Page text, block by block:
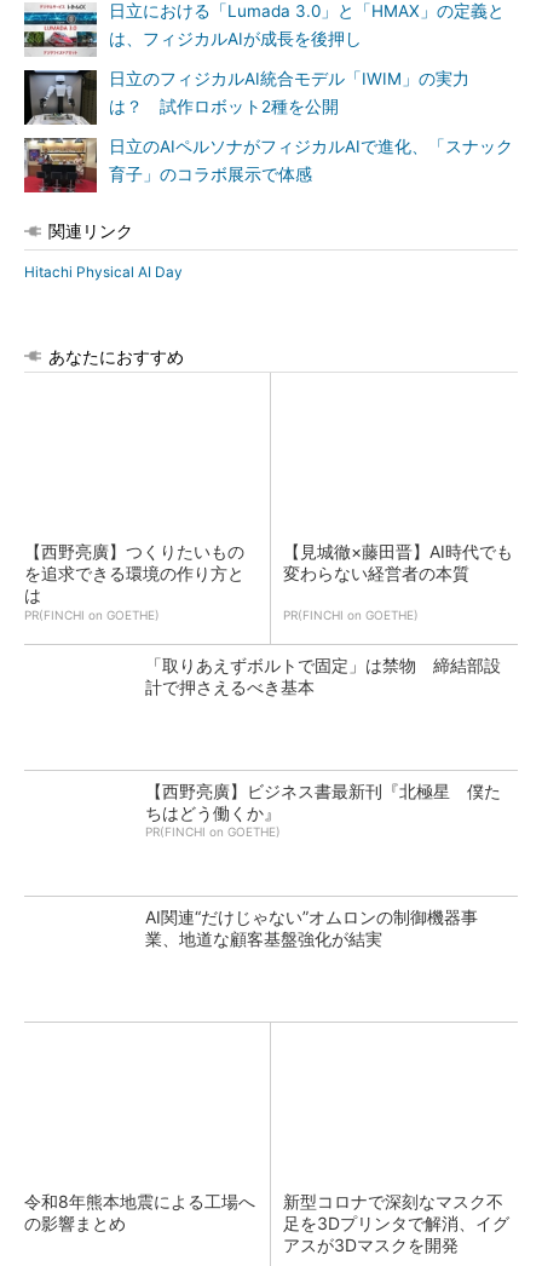
日立における「Lumada 3.0」と「HMAX」の定義と
は、フィジカルAIが成長を後押し
日立のフィジカルAI統合モデル「IWIM」の実力
は？ 試作ロボット2種を公開
日立のAIペルソナがフィジカルAIで進化、「スナック
育子」のコラボ展示で体感
関連リンク
Hitachi Physical AI Day
あなたにおすすめ
【西野亮廣】つくりたいもの
を追求できる環境の作り方と
は
PR(FINCHI on GOETHE)
【見城徹×藤田晋】AI時代でも
変わらない経営者の本質
PR(FINCHI on GOETHE)
「取りあえずボルトで固定」は禁物 締結部設
計で押さえるべき基本
【西野亮廣】ビジネス書最新刊『北極星 僕た
ちはどう働くか』
PR(FINCHI on GOETHE)
AI関連“だけじゃない”オムロンの制御機器事
業、地道な顧客基盤強化が結実
令和8年熊本地震による工場へ
の影響まとめ
新型コロナで深刻なマスク不
足を3Dプリンタで解消、イグ
アスが3Dマスクを開発